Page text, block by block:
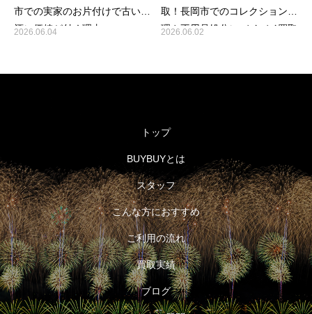
市での実家のお片付けで古いお
酒に価値が付く理由
2026.06.04
取！長岡市でのコレクション整
理や不用品処分にバイバイ買取
2026.06.02
トップ
BUYBUYとは
スタッフ
こんな方におすすめ
ご利用の流れ
買取実績
ブログ